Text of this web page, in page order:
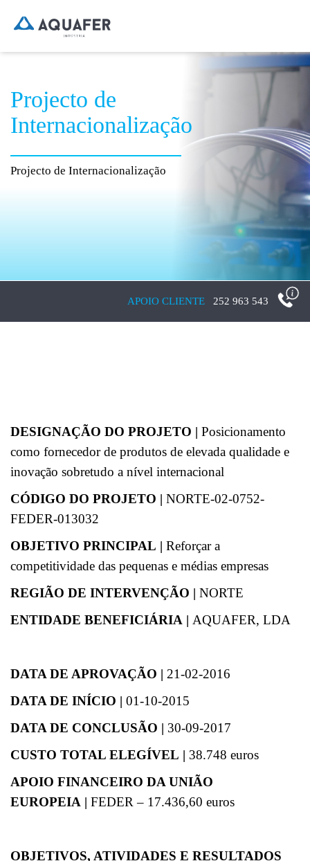
Projecto de
Internacionalização
Projecto de Internacionalização
APOIO CLIENTE 252 963 543
DESIGNAÇÃO DO PROJETO | Posicionamento
como fornecedor de produtos de elevada qualidade e
inovação sobretudo a nível internacional
CÓDIGO DO PROJETO | NORTE-02-0752-
FEDER-013032
OBJETIVO PRINCIPAL | Reforçar a
competitividade das pequenas e médias empresas
REGIÃO DE INTERVENÇÃO | NORTE
ENTIDADE BENEFICIÁRIA | AQUAFER, LDA
DATA DE APROVAÇÃO | 21-02-2016
DATA DE INÍCIO | 01-10-2015
DATA DE CONCLUSÃO | 30-09-2017
CUSTO TOTAL ELEGÍVEL | 38.748 euros
APOIO FINANCEIRO DA UNIÃO
EUROPEIA | FEDER – 17.436,60 euros
OBJETIVOS, ATIVIDADES E RESULTADOS